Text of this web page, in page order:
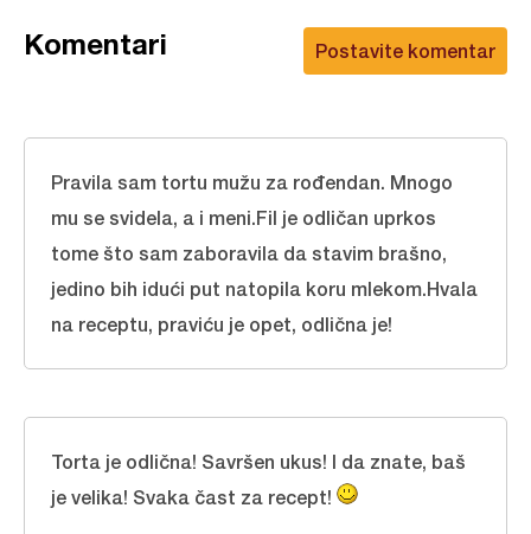
Postavite komentar
Komentari
Pravila sam tortu mužu za rođendan. Mnogo
mu se svidela, a i meni.Fil je odličan uprkos
tome što sam zaboravila da stavim brašno,
jedino bih idući put natopila koru mlekom.Hvala
na receptu, praviću je opet, odlična je!
Torta je odlična! Savršen ukus! I da znate, baš
je velika! Svaka čast za recept!